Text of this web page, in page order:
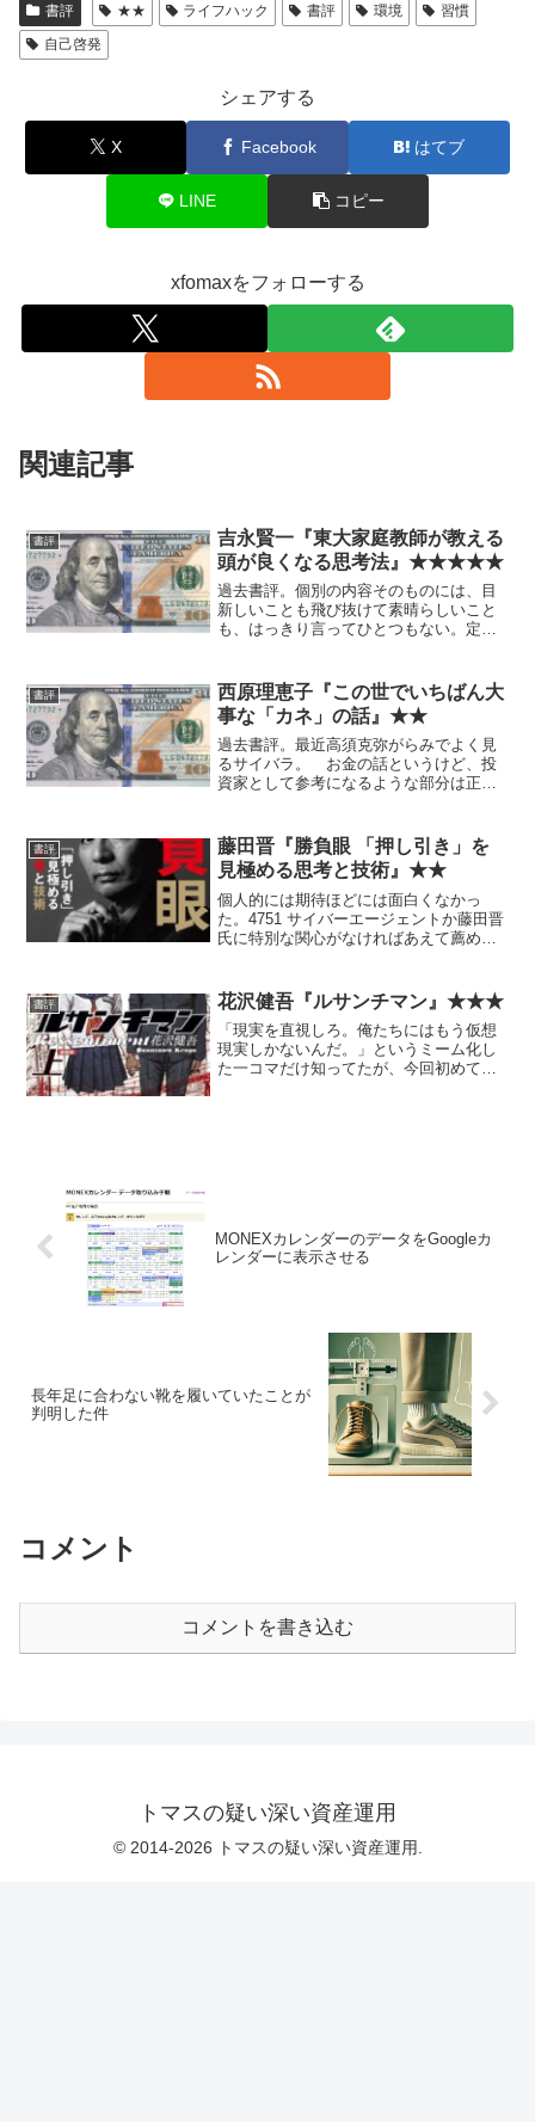
書評 ★★ ライフハック 書評 環境
習慣
自己啓発
シェアする
X Facebook はてブ
LINE コピー
xfomaxをフォローする
関連記事
書評
吉永賢一『東大家庭教師が教える
頭が良くなる思考法』★★★★★
過去書評。個別の内容そのものには、目
新しいことも飛び抜けて素晴らしいこと
も、はっきり言ってひとつもない。定番
て実に秀逸というか、無駄がないという
か、デザインやイラストま...
書評
西原理恵子『この世でいちばん大
事な「カネ」の話』★★
過去書評。最近高須克弥がらみでよく見
るサイバラ。 お金の話というけど、投
資家として参考になるような部分は正直
違いない。
書評
藤田晋『勝負眼 「押し引き」を
見極める思考と技術』★★
個人的には期待ほどには面白くなかっ
た。4751 サイバーエージェントか藤田晋
氏に特別な関心がなければあえて薦めな
書評 花沢健吾『ルサンチマン』★★★
「現実を直視しろ。俺たちにはもう仮想
現実しかないんだ。」というミーム化し
た一コマだけ知ってたが、今回初めて読
MONEXカレンダーのデータをGoogleカ
レンダーに表示させる
長年足に合わない靴を履いていたことが
判明した件
コメント
コメントを書き込む
トマスの疑い深い資産運用
© 2014-2026 トマスの疑い深い資産運用.